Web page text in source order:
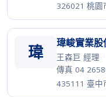
326021 桃園
瑋 瑋峻實業股
王森巨 經理 ·
傳真 04
435111 臺中